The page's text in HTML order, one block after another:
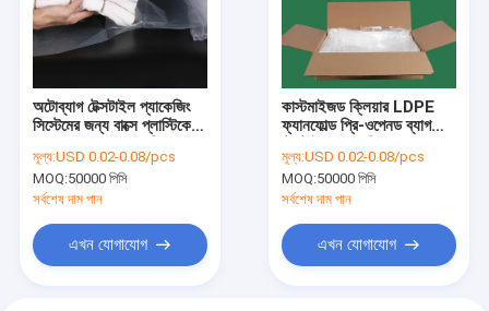
অটোব্যাগ টেক্সটাইল প্যাকেজিং
সিস্টেমের জন্য বাক্সে প্লাস্টিকের
থেকে খোলা
মূল্য:USD 0.02-0.08/pcs
MOQ:50000 পিসি
সর্বশেষ দাম পান
এখন যোগাযোগ
কাস্টমাইজড ক্লিয়ার LDPE
ফ্যানফোল্ড প্রি-ওপেনড ব্যাগ
মূল্য:USD 0.02-0.08/pcs
MOQ:50000 পিসি
সর্বশেষ দাম পান
এখন যোগাযোগ